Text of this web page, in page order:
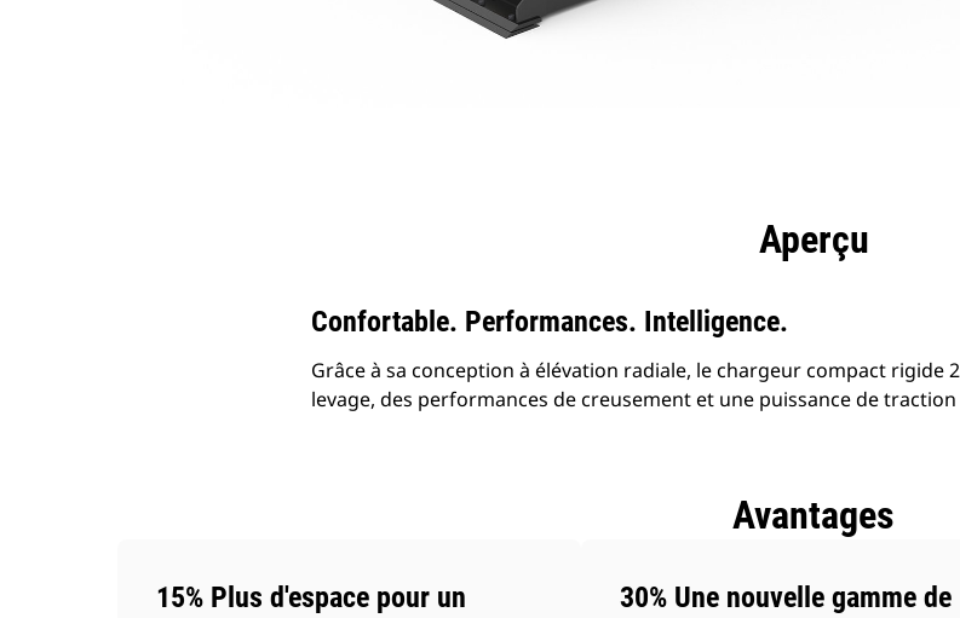
Aperçu
Confortable. Performances. Intelligence.
Grâce à sa conception à élévation radiale, le chargeur compact rigide
levage, des performances de creusement et une puissance de
Avantages
15% Plus d'espace pour un
30% Une nouvelle gamme de